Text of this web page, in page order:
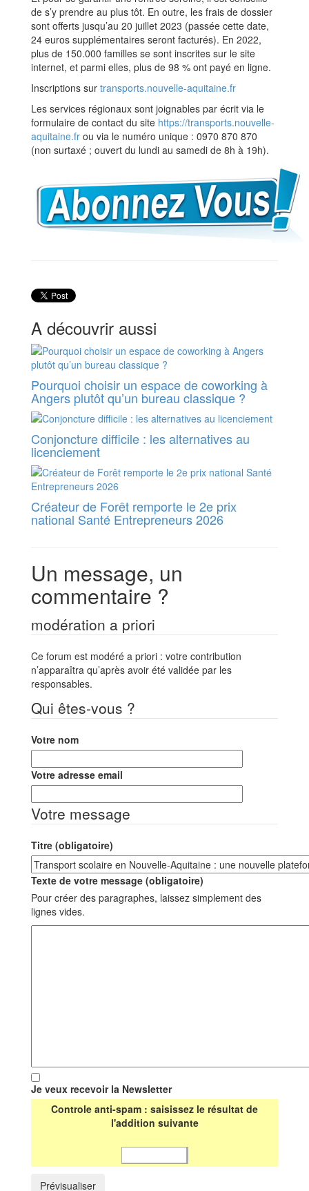
de s’y prendre au plus tôt. En outre, les frais de dossier
sont offerts jusqu’au 20 juillet 2023 (passée cette date,
24 euros supplémentaires seront facturés). En 2022,
plus de 150.000 familles se sont inscrites sur le site
internet, et parmi elles, plus de 98 % ont payé en ligne.
Inscriptions sur transports.nouvelle-aquitaine.fr
Les services régionaux sont joignables par écrit via le
formulaire de contact du site https://transports.nouvelle-
aquitaine.fr ou via le numéro unique : 0970 870 870
(non surtaxé ; ouvert du lundi au samedi de 8h à 19h).
A découvrir aussi
Pourquoi choisir un espace de coworking à
Angers plutôt qu’un bureau classique ?
Conjoncture difficile : les alternatives au
licenciement
Créateur de Forêt remporte le 2e prix
national Santé Entrepreneurs 2026
Un message, un
commentaire ?
modération a priori
Ce forum est modéré a priori : votre contribution
n’apparaîtra qu’après avoir été validée par les
responsables.
Qui êtes-vous ?
Votre nom
Votre adresse email
Votre message
Titre (obligatoire)
Texte de votre message (obligatoire)
Pour créer des paragraphes, laissez simplement des
lignes vides.
Je veux recevoir la Newsletter
Controle anti-spam : saisissez le résultat de
l'addition suivante